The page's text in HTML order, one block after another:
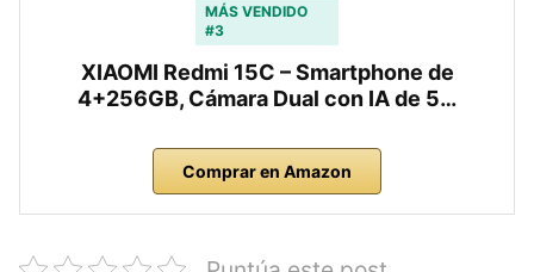
MÁS VENDIDO
#3
XIAOMI Redmi 15C – Smartphone de
4+256GB, Cámara Dual con IA de 5…
Comprar en Amazon